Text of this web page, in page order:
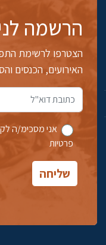
הרשמה
הצטרפו לרשימת
האירועים, הכנסים
אני מסכימ/ה
פרטיות